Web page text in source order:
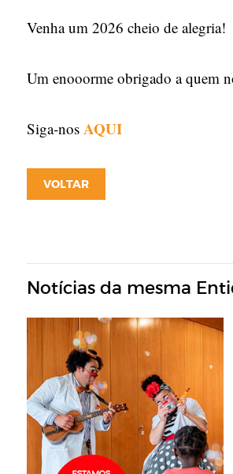
Venha um 2026 cheio de alegria!
Um enooorme obrigado a quem
Siga-nos AQUI
VOLTAR
Notícias da mesma